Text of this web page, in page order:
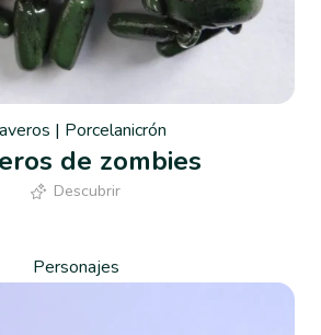
| Porcelanicrón
de zombies
Descubrir
Personajes